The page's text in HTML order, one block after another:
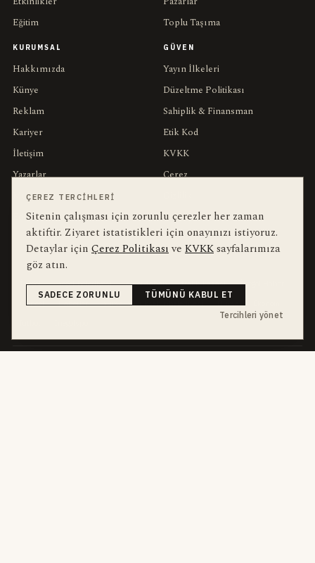
Eğitim
Toplu Taşıma
KURUMSAL
Hakkımızda
Künye
Reklam
Kariyer
İletişim
Yazarlar
Muhabirler
Editörler
GÜVEN
Yayın İlkeleri
Düzeltme Politikası
Sahiplik & Finansman
Etik Kod
KVKK
Çerez
Kullanım Şartları
YEREL ARANANLAR
İnegöl inegol-belediyesi alper-taban trafik-kazasi
İnegöl Haber
Güncel
Haberler bursa-buyuksehir-belediyesi Bursa
ÇEREZ TERCIHLERI
Sitenin çalışması için zorunlu çerezler her zaman
aktiftir. Ziyaret istatistikleri için onayınızı istiyoruz.
Detaylar için Çerez Politikasıve KVKKsayfalarımıza
göz atın.
SADECE ZORUNLU
TÜMÜNÜ KABUL ET
Tercihleri yönet